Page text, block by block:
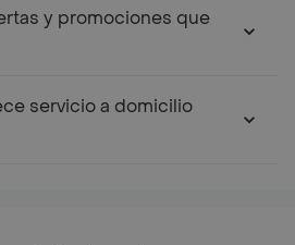
y promociones que
servicio a domicilio